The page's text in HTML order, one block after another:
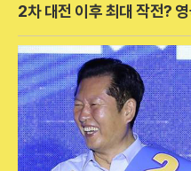
2차 대전 이후 최대 작전?